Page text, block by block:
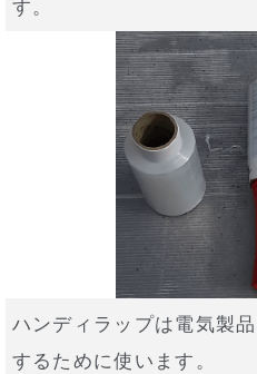
す。
ハンディラップは電気製
するために使います。